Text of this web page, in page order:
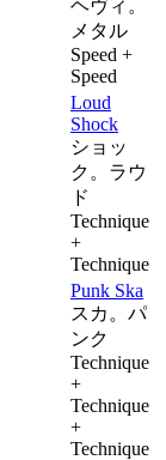
ヘヴィ。
メタル
Speed +
Speed
Loud
Shock
ショッ
ク。ラウ
ド
Technique
+
Technique
Punk Ska
スカ。パ
ンク
Technique
+
Technique
+
Technique